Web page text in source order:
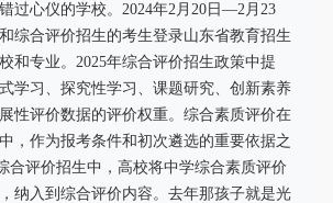
过心仪的学校。2024年2月20日—2月23
综合评价招生的考生登录山东省教育招生
和专业。2025年综合评价招生政策中提
学习、探究性学习、课题研究、创新素养
性评价数据的评价权重。综合素质评价在
，作为报考条件和初次遴选的重要依据之
合评价招生中，高校将中学综合素质评价
纳入到综合评价内容。去年那孩子就是光